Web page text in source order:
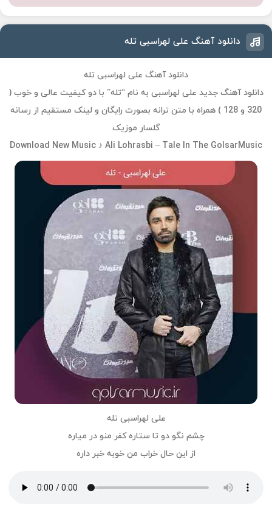
دانلود آهنگ علی لهراسبی تله
دانلود آهنگ علی لهراسبی تله
دانلود آهنگ جدید علی لهراسبی به نام “تله” با دو کیفیت عالی و خوب (
320 و 128 ) همراه با متن ترانه بصورت رایگان و لینک مستقیم از رسانه
گلسار موزیک
Download New Music ♪ Ali Lohrasbi – Tale In The GolsarMusic
علی لهراسبی تله
چشم نگو دو تا ستاره کفر منو در میاره
از این حال خراب من خوبه خبر داره